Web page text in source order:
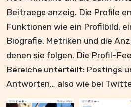
Beitraege anzeig. Die Profile
Funktionen wie ein Profilbild,
Biografie, Metriken und die
denen sie folgen. Die Profil-
Bereiche unterteilt: Postings
Antworten… also wie bei